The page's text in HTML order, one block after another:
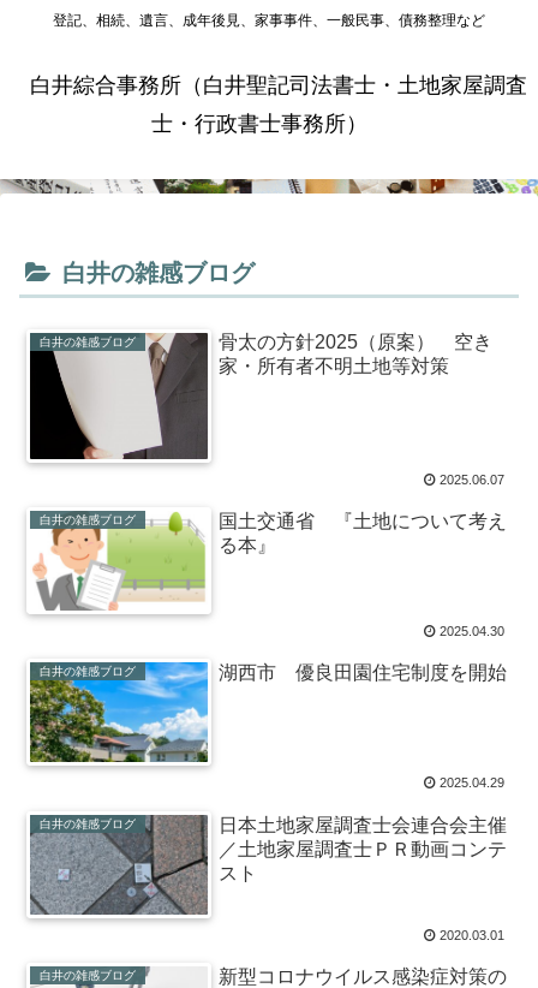
登記、相続、遺言、成年後見、家事事件、一般民事、債務整理など
白井綜合事務所（白井聖記司法書士・土地家屋調査
士・行政書士事務所）
白井の雑感ブログ
白井の雑感ブログ
骨太の方針2025（原案） 空き
家・所有者不明土地等対策
2025.06.07
白井の雑感ブログ
国土交通省 『土地について考え
る本』
2025.04.30
白井の雑感ブログ 湖西市 優良田園住宅制度を開始
2025.04.29
白井の雑感ブログ
日本土地家屋調査士会連合会主催
／土地家屋調査士ＰＲ動画コンテ
スト
2020.03.01
白井の雑感ブログ
新型コロナウイルス感染症対策の